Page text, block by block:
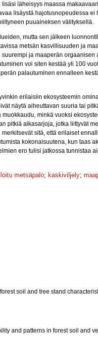
läheisyys maassa
lisäystä hajotusnopeudessa ei
puuaineksen välityksellä.
mutta sen jälkeen
metsän kasvillisuuden ja
ja maaperän orgaanisen
voi siten kestää yli 100
palautuminen ennalleen
erilaisiin ekosysteemin
näytä aiheuttavan suuria tai
minkä vuoksi
pitkiä aikasarjoja, jotka liittyvät
sitä, että erilaiset
kokonaisuutena, kun taas
ero tulisi jatkossa tunnistaa
metsäpalo; kaskiviljely;
soil and tree stand
and patterns in forest soil and